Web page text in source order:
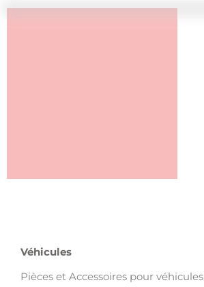
Véhicules
Pièces et Accessoires pour véhicules